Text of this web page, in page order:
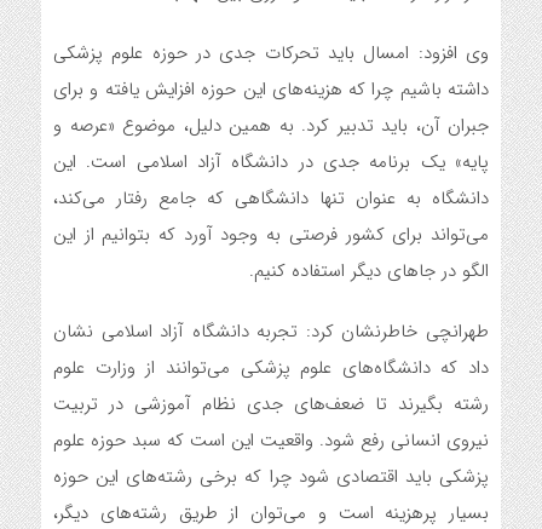
وی افزود: امسال باید تحرکات جدی در حوزه علوم پزشکی
داشته باشیم چرا که هزینه‌های این حوزه افزایش یافته و برای
جبران آن، باید تدبیر کرد. به همین دلیل، موضوع «عرصه و
پایه» یک برنامه جدی در دانشگاه آزاد اسلامی است. این
دانشگاه به عنوان تنها دانشگاهی که جامع رفتار می‌کند،
می‌تواند برای کشور فرصتی به وجود آورد که بتوانیم از این
الگو در جاهای دیگر استفاده کنیم.
طهرانچی خاطرنشان کرد: تجربه دانشگاه آزاد اسلامی نشان
داد که دانشگاه‌های علوم پزشکی می‌توانند از وزارت علوم
رشته بگیرند تا ضعف‌های جدی نظام آموزشی در تربیت
نیروی انسانی رفع شود. واقعیت این است که سبد حوزه علوم
پزشکی باید اقتصادی شود چرا که برخی رشته‌های این حوزه
بسیار پرهزینه است و می‌توان از طریق رشته‌های دیگر،